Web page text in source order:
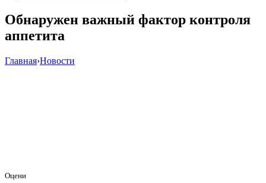
Обнаружен важный фактор контроля
аппетита
Главная›Новости
Оцени